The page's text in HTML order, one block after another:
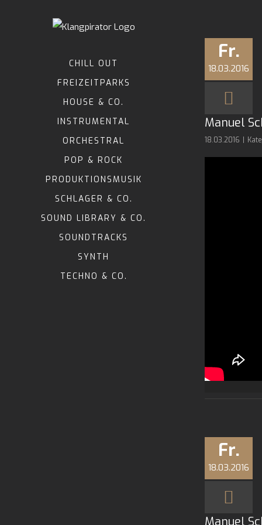
CHILL OUT
FREIZEITPARKS
HOUSE & CO.
INSTRUMENTAL
ORCHESTRAL
POP & ROCK
PRODUKTIONSMUSIK
SCHLAGER & CO.
SOUND LIBRARY & CO.
SOUNDTRACKS
SYNTH
TECHNO & CO.
Fr.
18.03.2016
Manuel
18.03.2016
Fr.
18.03.2016
Manuel